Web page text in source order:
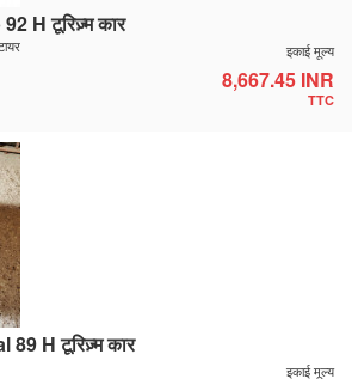
H टूरिज़्म कार
इकाई मूल्य
8,667.45 INR
TTC
H टूरिज़्म कार
इकाई मूल्य